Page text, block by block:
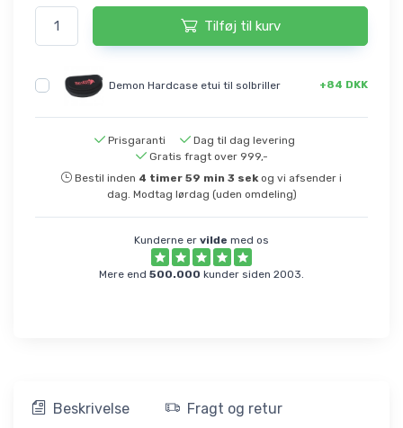
Tilføj til kurv
Demon Hardcase etui til solbriller +84 DKK
Prisgaranti
Dag til dag levering
Gratis fragt over 999,-
Bestil inden 4 timer 59 min 3 sekog vi afsender i
dag. Modtag lørdag (uden omdeling)
Kunderne er vilde med os
Mere end 500.000 kunder siden 2003.
Beskrivelse Fragt og retur